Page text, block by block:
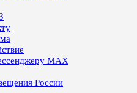
MAX
России